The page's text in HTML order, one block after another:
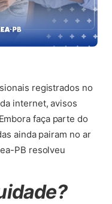
registrados no
internet, avisos
faça parte do
ainda pairam no ar
PB resolveu